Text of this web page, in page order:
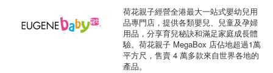
荷花親子經營全港最大一站式嬰幼兒用
品專門店，提供各類嬰兒、兒童及孕婦
用品，分享育兒秘訣和滿足家庭成長體
驗。荷花親子 MegaBox 店佔地超過1萬
平方尺，售賣 4 萬多款來自世界各地的
產品。